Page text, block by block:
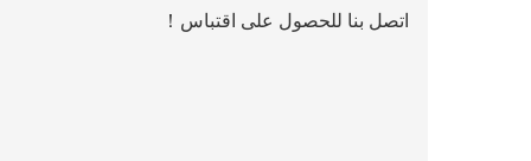
اتصل بنا للحصول على اقتباس！